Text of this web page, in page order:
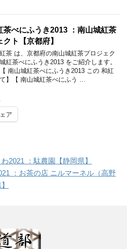
茶べにふうき2013 ：南山城紅茶
クト【京都府】
茶 は、京都府の南山城紅茶プロジェク
紅茶べにふうき2013 をご紹介します。
南山城紅茶べにふうき2013 この 和紅
】【 南山城紅茶べにふう …
ア
2021 ：駄農園【静岡県】
：お茶の店 ニルマーネル（高野